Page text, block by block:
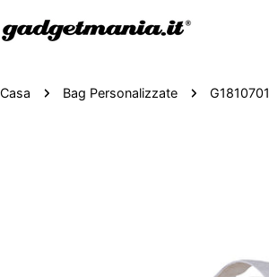
Casa Bag Personalizzate